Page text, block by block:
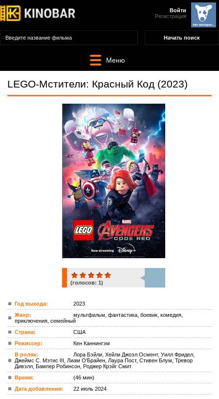
Войти
Регистрация
Меню
LEGO-Мстители: Красный Код (2023)
(голосов: 1)
Год выхода:
2023
Жанр:
мультфильм, фантастика, боевик, комедия,
приключения, семейный
Страна:
США
Режиссер:
Кен Каннингэм
В ролях:
Лора Бэйли, Хейли Джоэл Осмент, Уилл Фридел,
Джеймс С. Мэтис III, Лиам О'Брайен, Лаура Пост, Стивен Блум, Тревор
Дивэлл, Бампер Робинсон, Роджер Крэйг Смит
Время:
(46 мин)
Дата добавления:
22 июль 2024